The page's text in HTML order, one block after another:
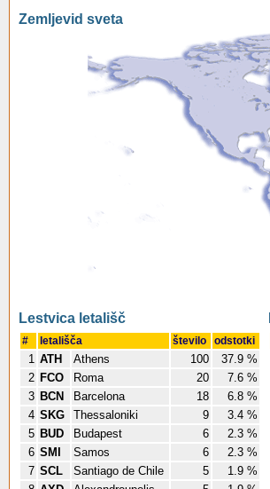
Zemljevid sveta
Lestvica letališč
# letališča število odstotki
1 ATH Athens 100
37.9 %
2 FCO Roma 20
7.6 %
3 BCN Barcelona 18
6.8 %
4 SKG Thessaloniki 9
3.4 %
5 BUD Budapest 6
2.3 %
6 SMI Samos 6
2.3 %
7 SCL Santiago de Chile 5
1.9 %